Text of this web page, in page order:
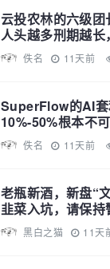
云投农林的六级
人头越多刑期越
佚名 11天前
SuperFlow的AI
10%-50%根本不
你多锁仓
佚名 11天前
老瓶新酒，新盘“
韭菜入坑，请保持
黑白之猫 11天